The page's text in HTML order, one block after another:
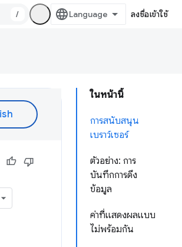
/ ลงชื่อเข้าใช้
ในหน้านี้
การสนับสนุน
เบราว์เซอร์
ตัวอย่าง: การ
บันทึกการดึง
ข้อมูล
ค่าที่แสดงผลแบบ
ไม่พร้อมกัน